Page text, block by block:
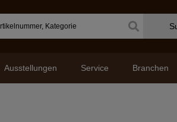
Branchen
Service
Ausstellungen